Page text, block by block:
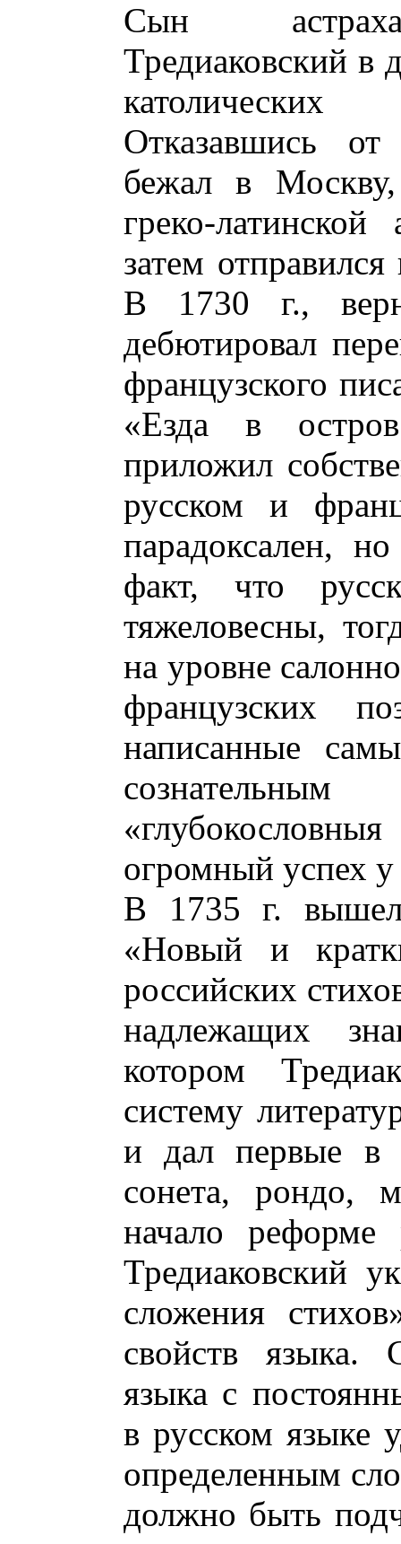
Сын
Тредиаковский в
Отказавшись
бежал в
греко-
затем
В 1730 г.,
дебютировал
французского
«Езда в
приложил
русском и
парадоксален,
факт, что
тяжеловесны,
на уровне
французских
написанные
сознательным
огромный успех
В 1735 г. вышел
«Новый и
российских
надлежащих
котором
систему
и дал первые в
сонета, рондо,
начало реформе
Тредиаковский
сложения
свойств языка.
языка с
в русском языке
определенным
должно быть